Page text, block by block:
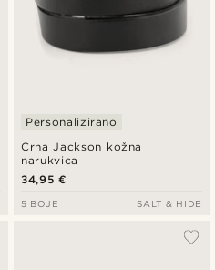
Crna Jackson kožna
narukvica
Personalizirano
34,95 €
5 BOJE SALT & HIDE